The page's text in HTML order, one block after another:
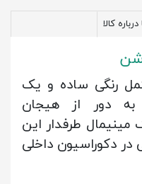
کالا
رنگی ساده و یک
دور از هیجان
طرفدار این
در دکوراسیون داخلی